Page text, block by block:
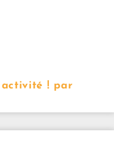
activité ! par